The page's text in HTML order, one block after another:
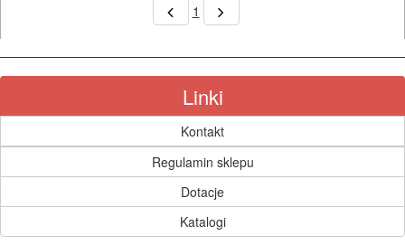
1
Linki
Kontakt
Regulamin sklepu
Dotacje
Katalogi